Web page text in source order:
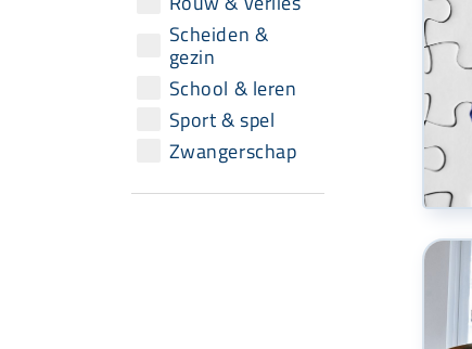
Scheiden &
gezin
School & leren
Sport & spel
Zwangerschap